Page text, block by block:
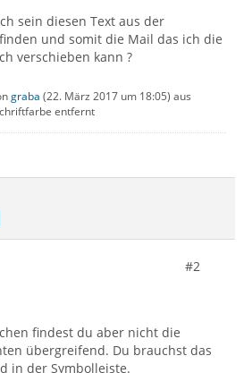
sein diesen Text aus der
und somit die Mail das ich die
verschieben kann ?
graba (22. März 2017 um 18:05) aus
entfernt
#2
findest du aber nicht die
übergreifend. Du brauchst das
in der Symbolleiste.